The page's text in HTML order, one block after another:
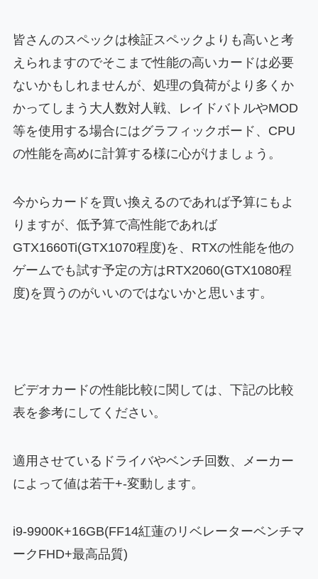
皆さんのスペックは検証スペックよりも高いと考
えられますのでそこまで性能の高いカードは必要
ないかもしれませんが、処理の負荷がより多くか
かってしまう大人数対人戦、レイドバトルやMOD
等を使用する場合にはグラフィックボード、CPU
の性能を高めに計算する様に心がけましょう。
今からカードを買い換えるのであれば予算にもよ
りますが、低予算で高性能であれば
GTX1660Ti(GTX1070程度)を、RTXの性能を他の
ゲームでも試す予定の方はRTX2060(GTX1080程
度)を買うのがいいのではないかと思います。
ビデオカードの性能比較に関しては、下記の比較
表を参考にしてください。
適用させているドライバやベンチ回数、メーカー
によって値は若干+-変動します。
i9-9900K+16GB(FF14紅蓮のリベレーターベンチマ
ークFHD+最高品質)